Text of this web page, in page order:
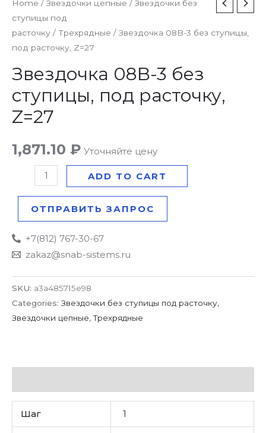
Home / Звездочки цепные / Звездочки без
ступицы под
расточку / Трехрядные / Звездочка 08B-3 без ступицы,
под расточку, Z=27
Звездочка 08B-3 без
ступицы, под расточку,
Z=27
1,871.10 ₽ Уточняйте цену
Звездочка
08B-
3
без
ступицы,
под
расточку,
Z=27
ADD TO CART
ОТПРАВИТЬ ЗАПРОС
+7(812) 767-30-67
zakaz@snab-sistems.ru
SKU: a3a485715e98
Categories: Звездочки без ступицы под расточку,
Звездочки цепные,Трехрядные
Шаг 1